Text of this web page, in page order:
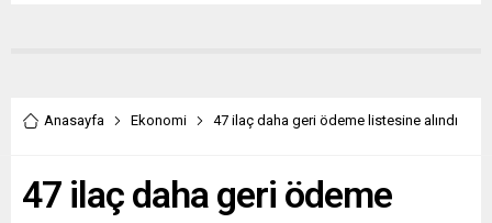
Anasayfa Ekonomi 47 ilaç daha geri ödeme listesine alındı
47 ilaç daha geri ödeme